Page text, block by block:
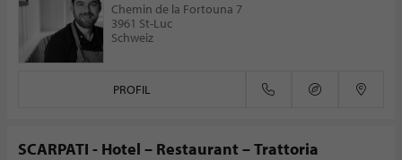
Chemin de la Fortouna 7
3961 St-Luc
Schweiz
PROFIL
SCARPATI - Hotel – Restaurant – Trattoria